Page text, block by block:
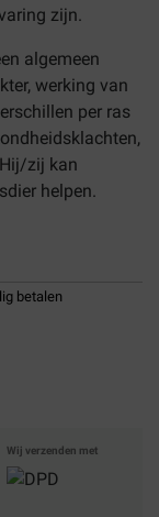
zijn.
algemeen
werking van
per ras
zij kan
helpen.
betalen
Wij verzenden met